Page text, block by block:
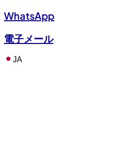
WhatsApp
電子メール
JA